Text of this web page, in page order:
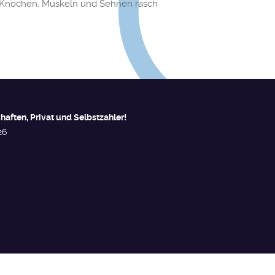
Muskeln und Sehnen rasch
Privat und Selbstzahler!